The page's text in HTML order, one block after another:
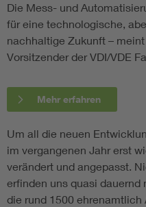
Die Mess- und
für eine technologische,
nachhaltige Zukunft –
Vorsitzender der VDI/VDE
Mehr erfahren
Um all die neuen
im vergangenen Jahr erst
verändert und angepasst.
erfinden uns quasi dauernd
die rund 1500